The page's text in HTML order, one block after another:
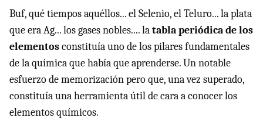
Buf, qué tiempos aquéllos... el Selenio, el Teluro... la plata
que era Ag... los gases nobles.... latabla periódica de los
elementosconstituía uno de los pilares fundamentales
de la química que había que aprenderse. Un notable
esfuerzo de memorización pero que, una vez superado,
constituía una herramienta útil de cara a conocer los
elementos químicos.